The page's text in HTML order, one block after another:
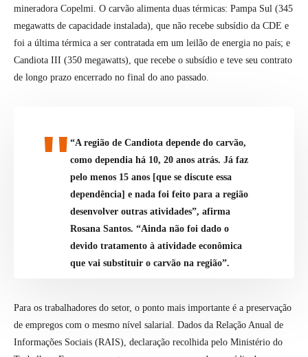
mineradora Copelmi. O carvão alimenta duas térmicas: Pampa Sul (345
megawatts de capacidade instalada), que não recebe subsídio da CDE e
foi a última térmica a ser contratada em um leilão de energia no país; e
Candiota III (350 megawatts), que recebe o subsídio e teve seu contrato
de longo prazo encerrado no final do ano passado.
“A região de Candiota depende do carvão,
como dependia há 10, 20 anos atrás. Já faz
pelo menos 15 anos [que se discute essa
dependência] e nada foi feito para a região
desenvolver outras atividades”, afirma
Rosana Santos. “Ainda não foi dado o
devido tratamento à atividade econômica
que vai substituir o carvão na região”.
Para os trabalhadores do setor, o ponto mais importante é a preservação
de empregos com o mesmo nível salarial. Dados da Relação Anual de
Informações Sociais (RAIS), declaração recolhida pelo Ministério do